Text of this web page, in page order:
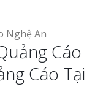
Cáo
Cáo Tại